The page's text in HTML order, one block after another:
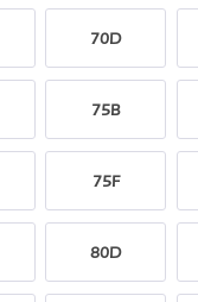
70D
75B
75F
80D